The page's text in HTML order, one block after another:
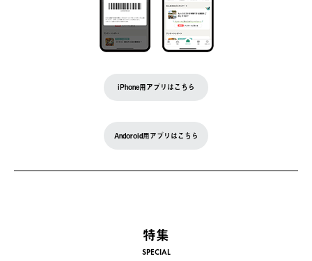
iPhone用アプリはこちら
Andoroid用アプリはこちら
特集
SPECIAL